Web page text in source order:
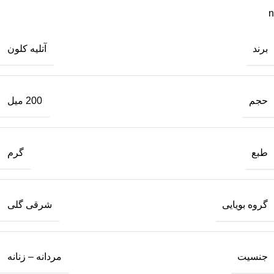
n
برند آتلیه کلون
حجم 200 میل
طبع گرم
گروه بویایی شرقی گلی
جنسیت مردانه – زنانه